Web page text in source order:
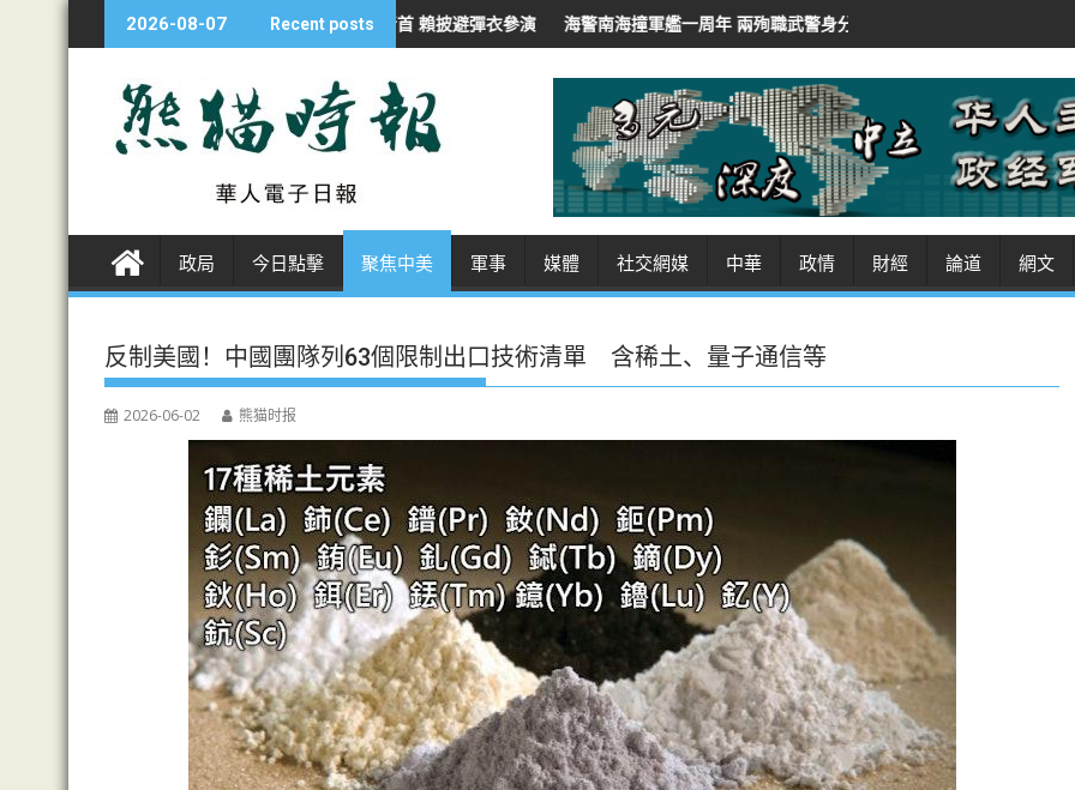
k
e
2026-08-07 Recent posts
沙持續侵犯行為 漢光夜練防斬首 賴披避彈衣參演 海警南海撞軍艦一周年 兩殉職武警身分曝光 伊朗總統稱「非常難」聯絡最高領袖
政局 今日點擊 聚焦中美 軍事 媒體 社交網媒 中華 政情 財經 論道 網文
反制美國！中國團隊列63個限制出口技術清單 含稀土、量子通信等
2026-06-02 熊猫时报